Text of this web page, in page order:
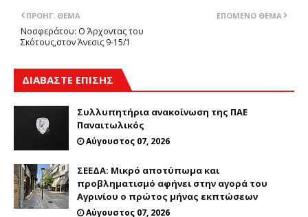
ΕΠΌΜΕΝΟ ΘΈΜΑ
ΠΡΟΗΓ. ΘΈΜΑ
Νοσφεράτου: Ο Άρχοντας του
Σκότους,στον Άνεσις 9-15/1
ΔΙΑΒΑΣΤΕ ΕΠΙΣΗΣ
Συλλυπητήρια ανακοίνωση της ΠΑΕ
Παναιτωλικός
Αύγουστος 07, 2026
ΣΕΕΔΑ: Μικρό αποτύπωμα και
προβληματισμό αφήνει στην αγορά του
Αγρινίου ο πρώτος μήνας εκπτώσεων
Αύγουστος 07, 2026